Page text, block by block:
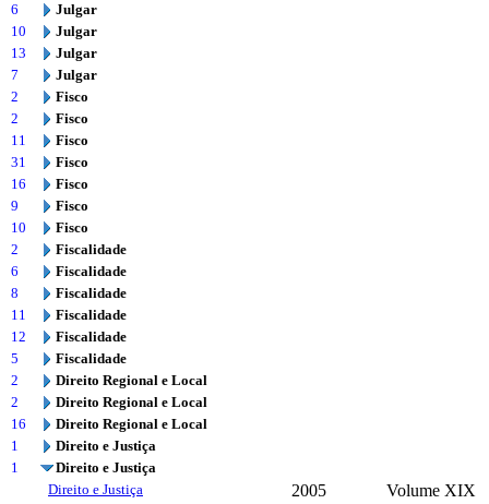
6
Julgar
10
Julgar
13
Julgar
7
Julgar
2
Fisco
2
Fisco
11
Fisco
31
Fisco
16
Fisco
9
Fisco
10
Fisco
2
Fiscalidade
6
Fiscalidade
8
Fiscalidade
11
Fiscalidade
12
Fiscalidade
5
Fiscalidade
2
Direito Regional e Local
2
Direito Regional e Local
16
Direito Regional e Local
1
Direito e Justiça
1
Direito e Justiça
Direito e Justiça
2005 Volume XIX